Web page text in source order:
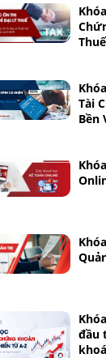
Thuế
Tài
Bền
đầu